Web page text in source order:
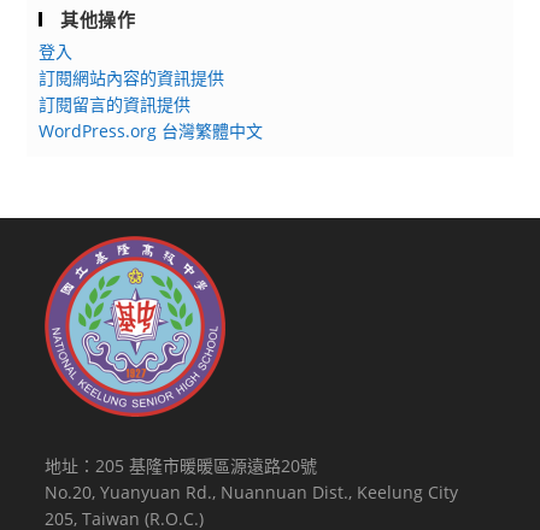
其他操作
登入
訂閱網站內容的資訊提供
訂閱留言的資訊提供
WordPress.org 台灣繁體中文
地址：205 基隆市暖暖區源遠路20號
No.20, Yuanyuan Rd., Nuannuan Dist., Keelung City
205, Taiwan (R.O.C.)